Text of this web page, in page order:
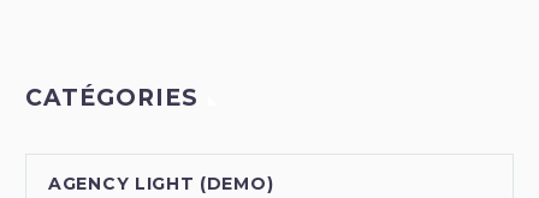
CATÉGORIES
AGENCY LIGHT (DEMO)